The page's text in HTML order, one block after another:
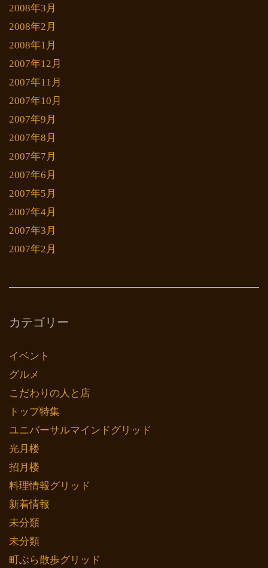
2008年3月
2008年2月
2008年1月
2007年12月
2007年11月
2007年10月
2007年9月
2007年8月
2007年7月
2007年6月
2007年5月
2007年4月
2007年3月
2007年2月
カテゴリー
イベント
グルメ
こだわりの人と店
トップ特集
ユニバーサルマインドグリッド
光月楼
招月楼
料理情報グリッド
新着情報
未分類
未分類
町ぶら散歩グリッド